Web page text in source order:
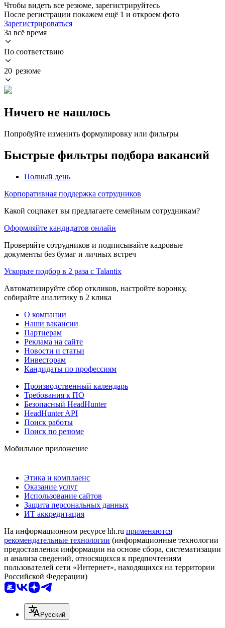
Чтобы видеть все резюме, зарегистрируйтесь
После регистрации покажем ещё 1 и откроем фото
Зарегистрироваться
За всё время
По соответствию
20 резюме
Ничего не нашлось
Попробуйте изменить формулировку или фильтры
Быстрые фильтры подбора вакансий
Полный день
Корпоративная поддержка сотрудников
Какой соцпакет вы предлагаете семейным сотрудникам?
Оформляйте кандидатов онлайн
Проверяйте сотрудников и подписывайте кадровые
документы без бумаг и личных встреч
Ускорьте подбор в 2 раза с Talantix
Автоматизируйте сбор откликов, настройте воронку,
собирайте аналитику в 2 клика
О компании
Наши вакансии
Партнерам
Реклама на сайте
Новости и статьи
Инвесторам
Кандидаты по профессиям
Производственный календарь
Требования к ПО
Безопасный HeadHunter
HeadHunter API
Поиск работы
Поиск по резюме
Мобильное приложение
Этика и комплаенс
Оказание услуг
Использование сайтов
Защита персональных данных
ИТ аккредитация
На информационном ресурсе hh.ru применяются
рекомендательные технологии (информационные технологии
предоставления информации на основе сбора, систематизации
и анализа сведений, относящихся к предпочтениям
пользователей сети «Интернет», находящихся на территории
Российской Федерации)
Русский